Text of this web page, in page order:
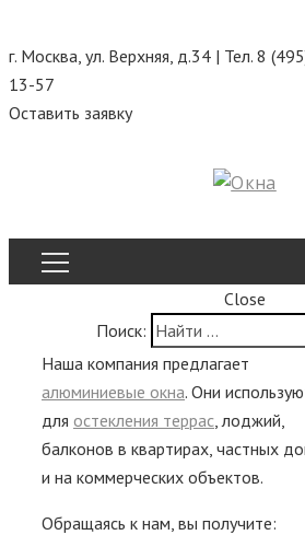
г. Москва, ул. Верхняя, д.34 | Тел. 8
13-57
Оставить заявку
Close
Поиск:
Алюминиевые
окна
Пластиковые окна
Алюминиевые окна
Наша компания предлагает
алюминиевые окна. Они
для остекления террас, лоджий,
балконов в квартирах, частных
и на коммерческих объектов.
Обращаясь к нам, вы получите: